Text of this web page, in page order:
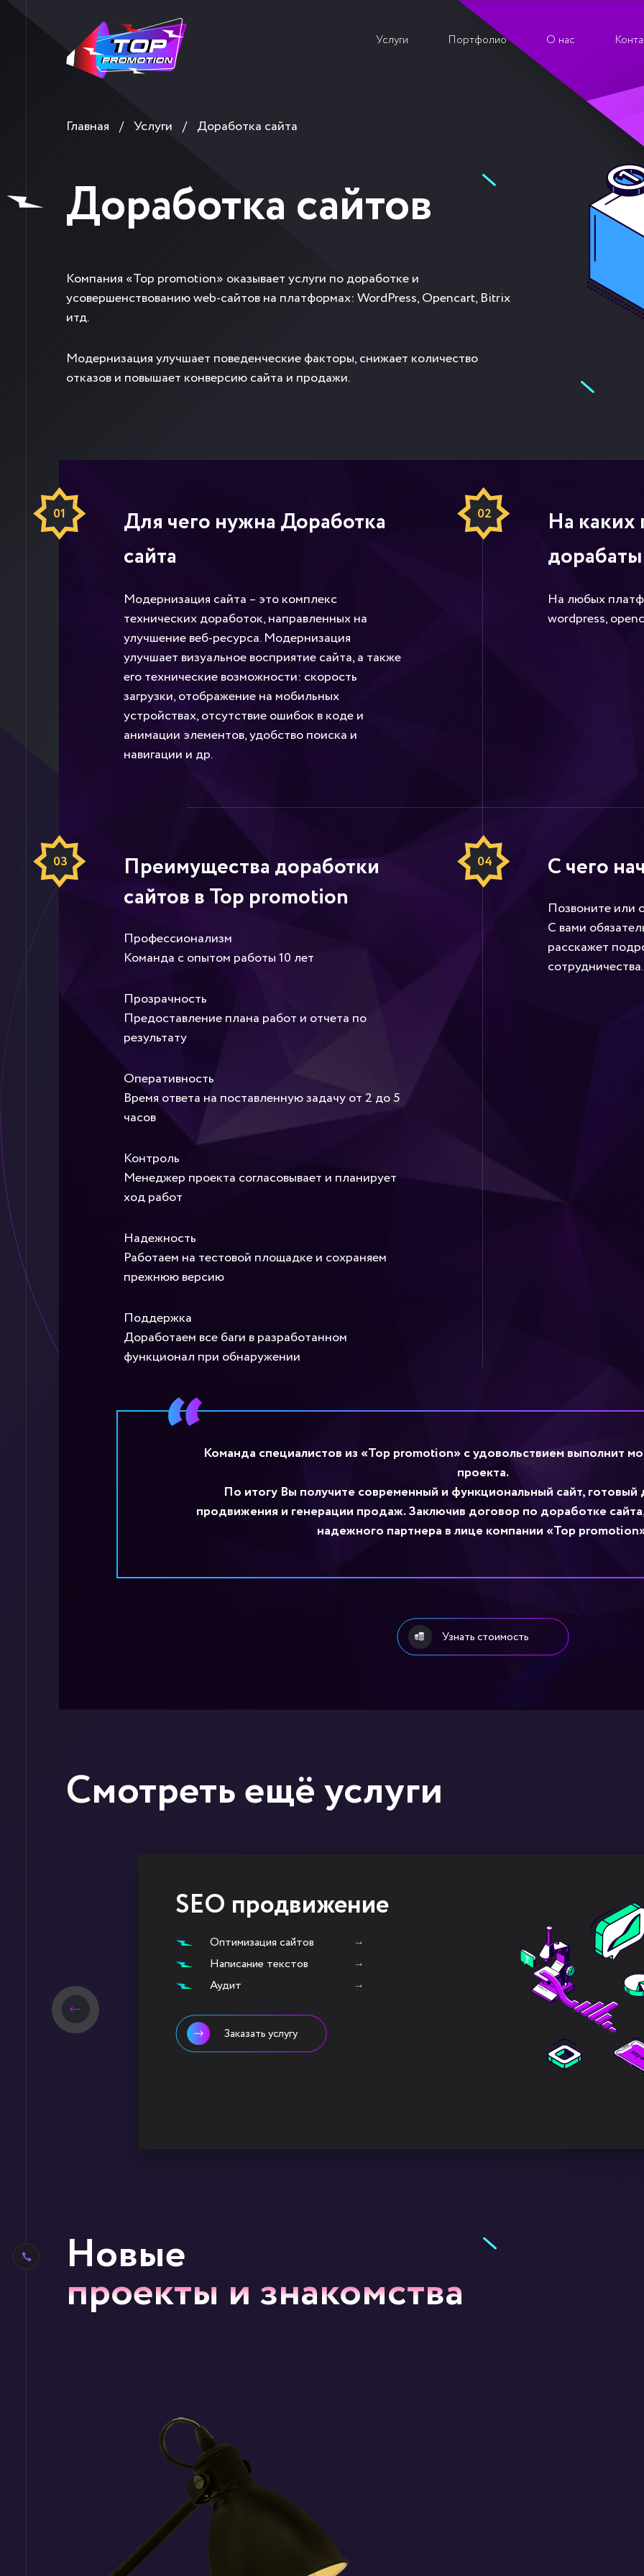
Услуги Портфолио О нас
Главная / Услуги / Доработка сайта
Доработка сайтов
Компания «Top promotion» оказывает услуги по доработке и
усовершенствованию web-cайтов на платформах: WordPress, Opencart, Bitrix
итд.
Модернизация улучшает поведенческие факторы, снижает количество
отказов и повышает конверсию сайта и продажи.
01
Для чего нужна Доработка
сайта
Модернизация сайта – это комплекс
технических доработок, направленных на
улучшение веб-ресурса. Модернизация
улучшает визуальное восприятие сайта, а также
его технические возможности: скорость
загрузки, отображение на мобильных
устройствах, отсутствие ошибок в коде и
анимации элементов, удобство поиска и
навигации и др.
02
На
На любых
wordpress,
03
Преимущества доработки
сайтов в Top promotion
Профессионализм
Команда с опытом работы 10 лет
Прозрачность
Предоставление плана работ и отчета по
результату
Оперативность
Время ответа на поставленную задачу от 2 до 5
часов
Контроль
Менеджер проекта согласовывает и планирует
ход работ
Надежность
Работаем на тестовой площадке и сохраняем
прежнюю версию
Поддержка
Доработаем все баги в разработанном
функционал при обнаружении
04 С чего
Позвоните или
С вами
расскажет
сотрудничества.
Команда специалистов из «Top promotion» с удовольствием выполнит
проекта.
По итогу Вы получите современный и функциональный сайт, готовый
продвижения и генерации продаж. Заключив договор по доработке
надежного партнера в лице компании «Top
Узнать стоимость
Смотреть ещё услуги
Контекстная реклама
Google Ads
Яндекс.Директ
Заказать услугу
Новые
проекты и знакомства